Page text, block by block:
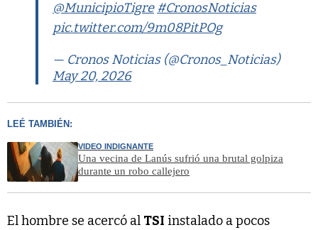
@MunicipioTigre #CronosNoticias
pic.twitter.com/9m08PitPOg
— Cronos Noticias (@Cronos_Noticias)
May 20, 2026
LEÉ TAMBIÉN:
VIDEO INDIGNANTE
Una vecina de Lanús sufrió una brutal golpiza
durante un robo callejero
El hombre se acercó al TSI instalado a pocos